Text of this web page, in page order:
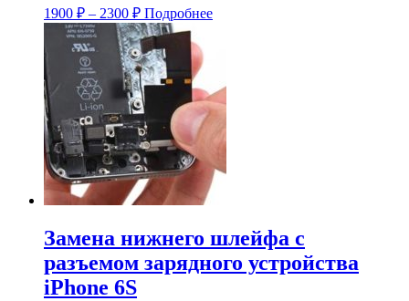
1900 ₽ – 2300 ₽Диапазон
цен:
1900 ₽
–
2300 ₽
Подробнее
Замена нижнего шлейфа с
разъемом зарядного устройства
iPhone 6S